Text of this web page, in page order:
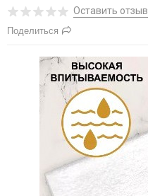
Оставить отзыв
Поделиться